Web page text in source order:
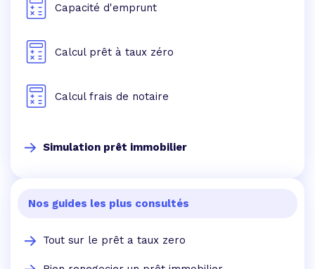
Capacité d'emprunt
Calcul prêt à taux zéro
Calcul frais de notaire
Simulation prêt immobilier
Nos guides les plus consultés
Tout sur le prêt a taux zero